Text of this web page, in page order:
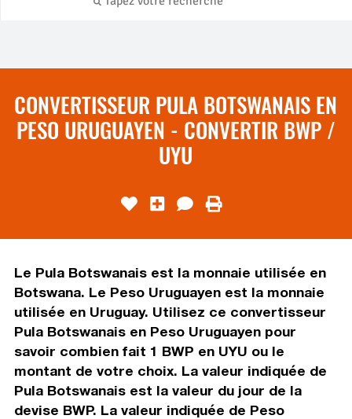
CONVERTISSEUR PULA BOTSWANAIS EN
PESO URUGUAYEN - CONVERTIR BWP /
UYU
Le Pula Botswanais est la monnaie utilisée en
Botswana. Le Peso Uruguayen est la monnaie
utilisée en Uruguay. Utilisez ce convertisseur
Pula Botswanais en Peso Uruguayen pour
savoir combien fait 1 BWP en UYU ou le
montant de votre choix. La valeur indiquée de
Pula Botswanais est la valeur du jour de la
devise BWP. La valeur indiquée de Peso